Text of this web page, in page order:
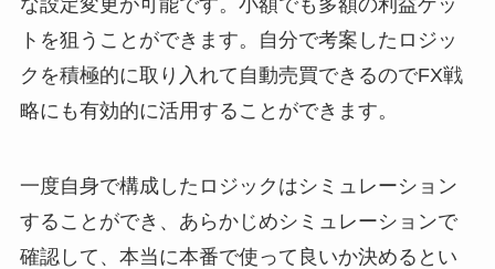
な設定変更が可能です。小額でも多額の利益ゲッ
トを狙うことができます。自分で考案したロジッ
クを積極的に取り入れて自動売買できるのでFX戦
略にも有効的に活用することができます。
一度自身で構成したロジックはシミュレーション
することができ、あらかじめシミュレーションで
確認して、本当に本番で使って良いか決めるとい